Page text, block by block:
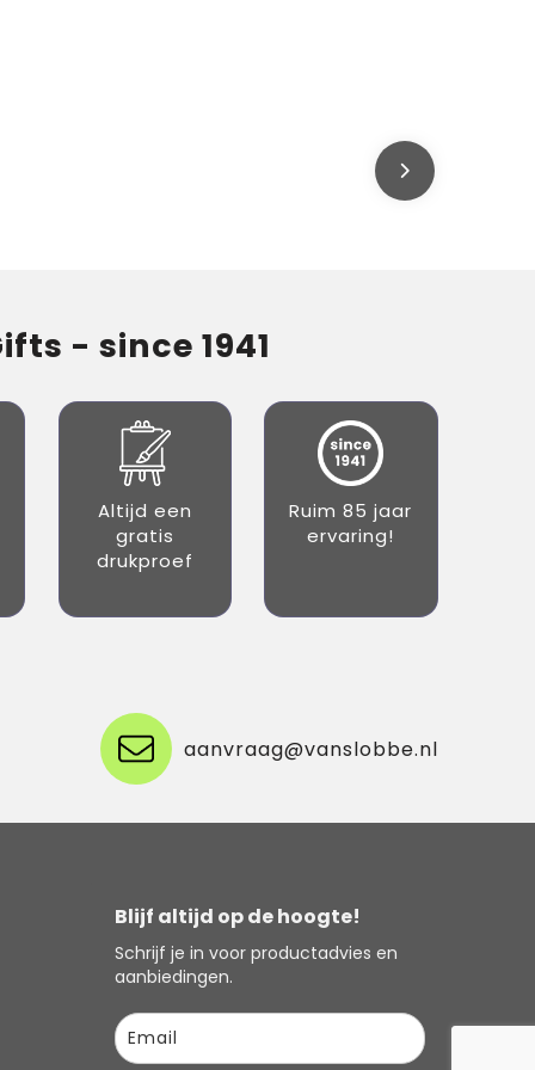
- since 1941
Altijd een
gratis
drukproef
Ruim 85 jaar
ervaring!
aanvraag@vanslobbe.nl
Blijf altijd op de hoogte!
Schrijf je in voor productadvies en
aanbiedingen.